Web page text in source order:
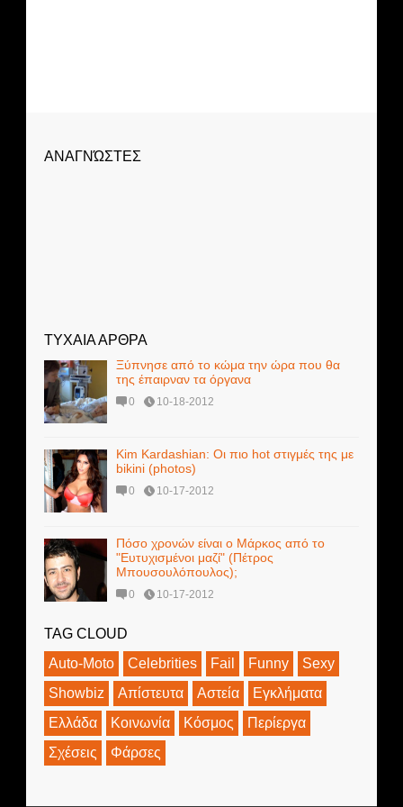
ΑΝΑΓΝΏΣΤΕΣ
ΤΥΧΑΙΑ ΑΡΘΡΑ
Ξύπνησε από το κώμα την ώρα που θα
της έπαιρναν τα όργανα
0 10-18-2012
Kim Kardashian: Οι πιο hot στιγμές της με
bikini (photos)
0 10-17-2012
Πόσο χρονών είναι ο Μάρκος από το
"Ευτυχισμένοι μαζί" (Πέτρος
Μπουσουλόπουλος);
0 10-17-2012
TAG CLOUD
Auto-Moto
Celebrities Fail Funny
Sexy
Showbiz
Απίστευτα Αστεία
Εγκλήματα
Ελλάδα
Κοινωνία Κόσμος
Περίεργα
Σχέσεις
Φάρσες